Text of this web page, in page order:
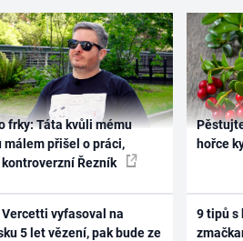
frky: Táta kvůli mému
málem přišel o práci,
Řezník
Vercetti vyfasoval na
5 let vězení, pak bude ze
hořce
9 tipů s